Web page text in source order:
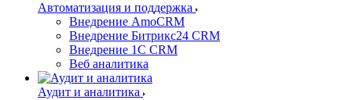
Автоматизация и поддержка
Внедрение AmoCRM
Внедрение Битрикс24 CRM
Внедрение 1C CRM
Веб аналитика
Аудит и аналитика